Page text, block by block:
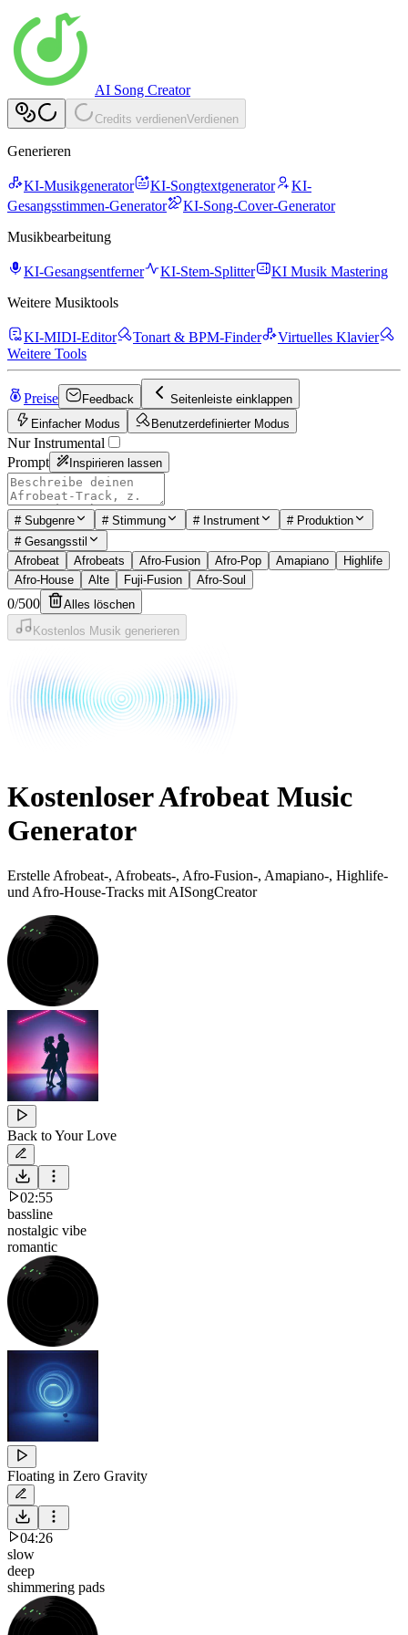
AI Song Creator
Credits verdienenVerdienen
Generieren
KI-Musikgenerator KI-Songtextgenerator
KI-
Gesangsstimmen-Generator
KI-Song-Cover-Generator
Musikbearbeitung
KI-Gesangsentferner KI-Stem-Splitter
KI Musik Mastering
Weitere Musiktools
KI-MIDI-Editor Tonart & BPM-Finder
Virtuelles Klavier
Weitere Tools
Preise Feedback
Seitenleiste einklappen
Einfacher Modus
Benutzerdefinierter Modus
Nur Instrumental
Prompt
Inspirieren lassen
# Subgenre # Stimmung # Instrument # Produktion
# Gesangsstil
Afrobeat
Afrobeats Afro-Fusion Afro-Pop Amapiano
Highlife
Afro-House
Alte Fuji-Fusion Afro-Soul
0/500
Alles löschen
Kostenlos Musik generieren
Kostenloser Afrobeat Music
Generator
Erstelle Afrobeat-, Afrobeats-, Afro-Fusion-, Amapiano-, Highlife-
und Afro-House-Tracks mit AISongCreator
Back to Your Love
02:55
bassline
nostalgic vibe
romantic
Floating in Zero Gravity
04:26
slow
deep
shimmering pads